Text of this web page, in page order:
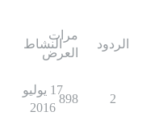
الردود
مرات
العرض
النشاط
2
898
17 يوليو
2016